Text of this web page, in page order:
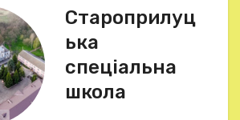
Староприлуц
ька
спеціальна
школа